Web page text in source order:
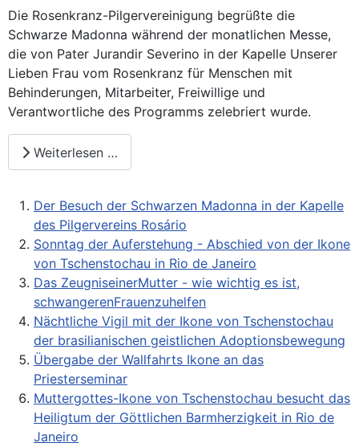
Die Rosenkranz-Pilgervereinigung begrüßte die
Schwarze Madonna während der monatlichen Messe,
die von Pater Jurandir Severino in der Kapelle Unserer
Lieben Frau vom Rosenkranz für Menschen mit
Behinderungen, Mitarbeiter, Freiwillige und
Verantwortliche des Programms zelebriert wurde.
Weiterlesen …
Der Besuch der Schwarzen Madonna in der Kapelle
des Pilgervereins Rosário
Sonntag der Auferstehung - Abschied von der Ikone
von Tschenstochau in Rio de Janeiro
Das ZeugniseinerMutter - wie wichtig es ist,
schwangerenFrauenzuhelfen
Nächtliche Vigil mit der Ikone von Tschenstochau
der brasilianischen geistlichen Adoptionsbewegung
Übergabe der Wallfahrts Ikone an das
Priesterseminar
Muttergottes-Ikone von Tschenstochau besucht das
Heiligtum der Göttlichen Barmherzigkeit in Rio de
Janeiro